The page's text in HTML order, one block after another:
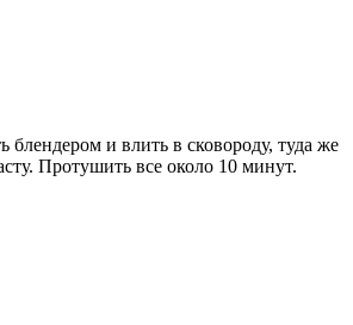
блендером и влить в сковороду, туда же
Протушить все около 10 минут.